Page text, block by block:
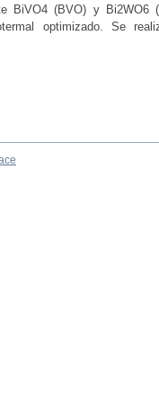
BiVO4 (BVO) y
optimizado. Se